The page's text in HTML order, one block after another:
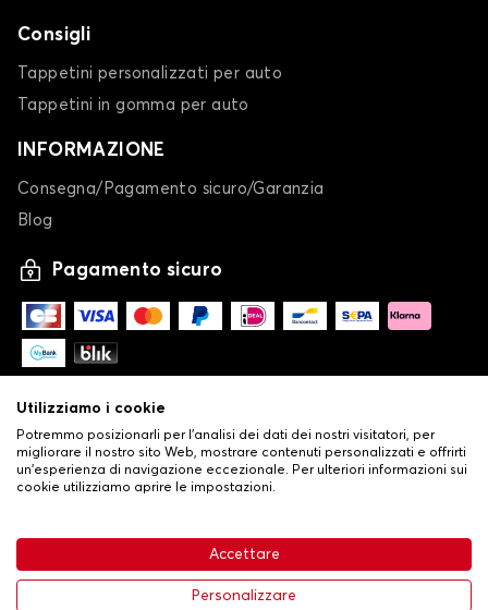
32,53 € Aggiungi al carrello
Consigli
Tappetini personalizzati per auto
Tappetini in gomma per auto
INFORMAZIONE
Consegna/Pagamento sicuro/Garanzia
Blog
Pagamento sicuro
Condizioni generali di vendita•
Politica sulla privacy e sui cookie•Livraison
Utilizziamo i cookie
Potremmo posizionarli per l'analisi dei dati dei nostri visitatori, per
migliorare il nostro sito Web, mostrare contenuti personalizzati e offrirti
un'esperienza di navigazione eccezionale. Per ulteriori informazioni sui
cookie utilizziamo aprire le impostazioni.
Accettare
Personalizzare